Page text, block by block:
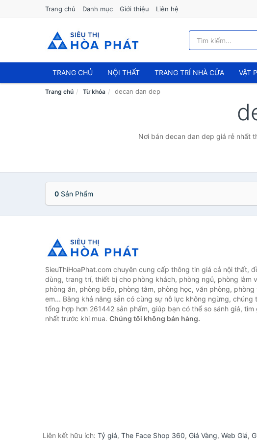
Trang chủ Danh mục Giới thiệu Liên hệ
TRANG CHỦ NỘI THẤT TRANG TRÍ NHÀ CỬA VẬT
Trang chủ Từ khóa decan dan dep
Nơi bán decan dan dep giá rẻ nhất
0 Sản Phẩm
SieuThiHoaPhat.com chuyên cung cấp thông tin giá cả nội thất,
dùng, trang trí, thiết bị cho phòng khách, phòng ngủ, phòng làm
phòng ăn, phòng bếp, phòng tắm, phòng học, văn phòng, phòng
em... Bằng khả năng sẵn có cùng sự nỗ lực không ngừng, chúng
tổng hợp hơn 261442 sản phẩm, giúp bạn có thể so sánh giá, tìm
nhất trước khi mua. Chúng tôi không bán hàng.
Liên kết hữu ích: Tỷ giá, The Face Shop 360, Giá Vàng, Web Giá,